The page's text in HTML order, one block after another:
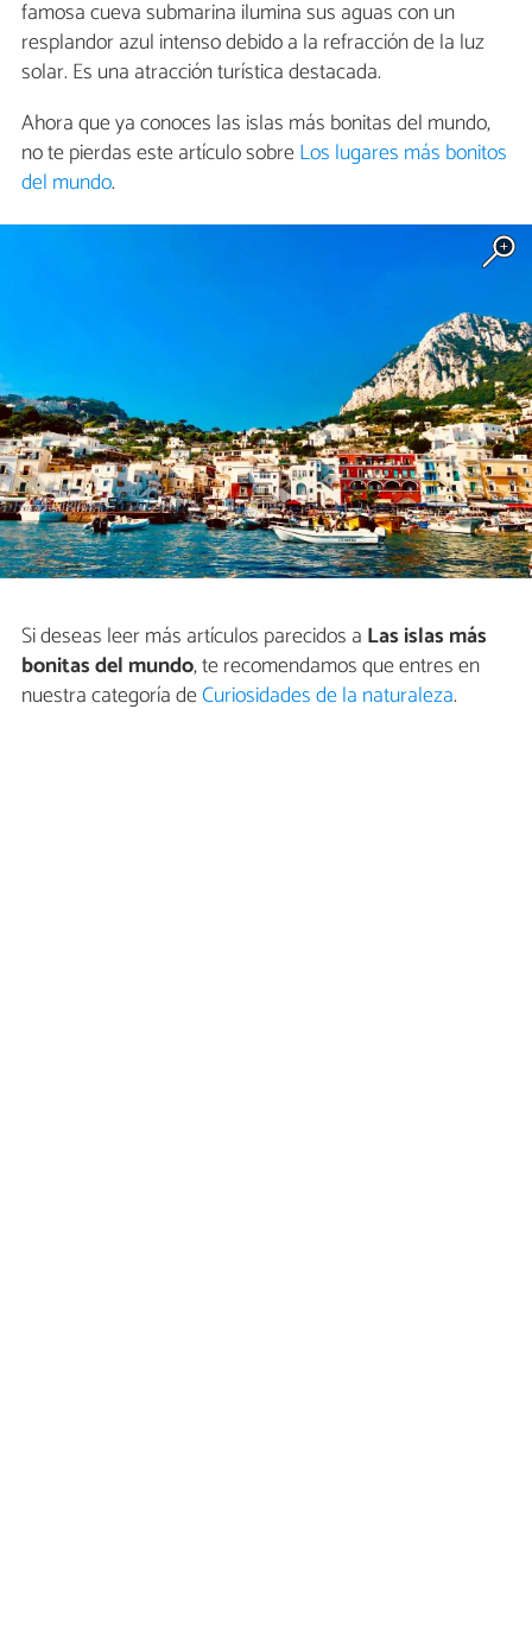
famosa cueva submarina ilumina sus aguas con un
resplandor azul intenso debido a la refracción de la luz
solar. Es una atracción turística destacada.
Ahora que ya conoces las islas más bonitas del mundo,
no te pierdas este artículo sobreLos lugares más bonitos
del mundo.
Si deseas leer más artículos parecidos a Las islas más
bonitas del mundo, te recomendamos que entres en
nuestra categoría deCuriosidades de la naturaleza.